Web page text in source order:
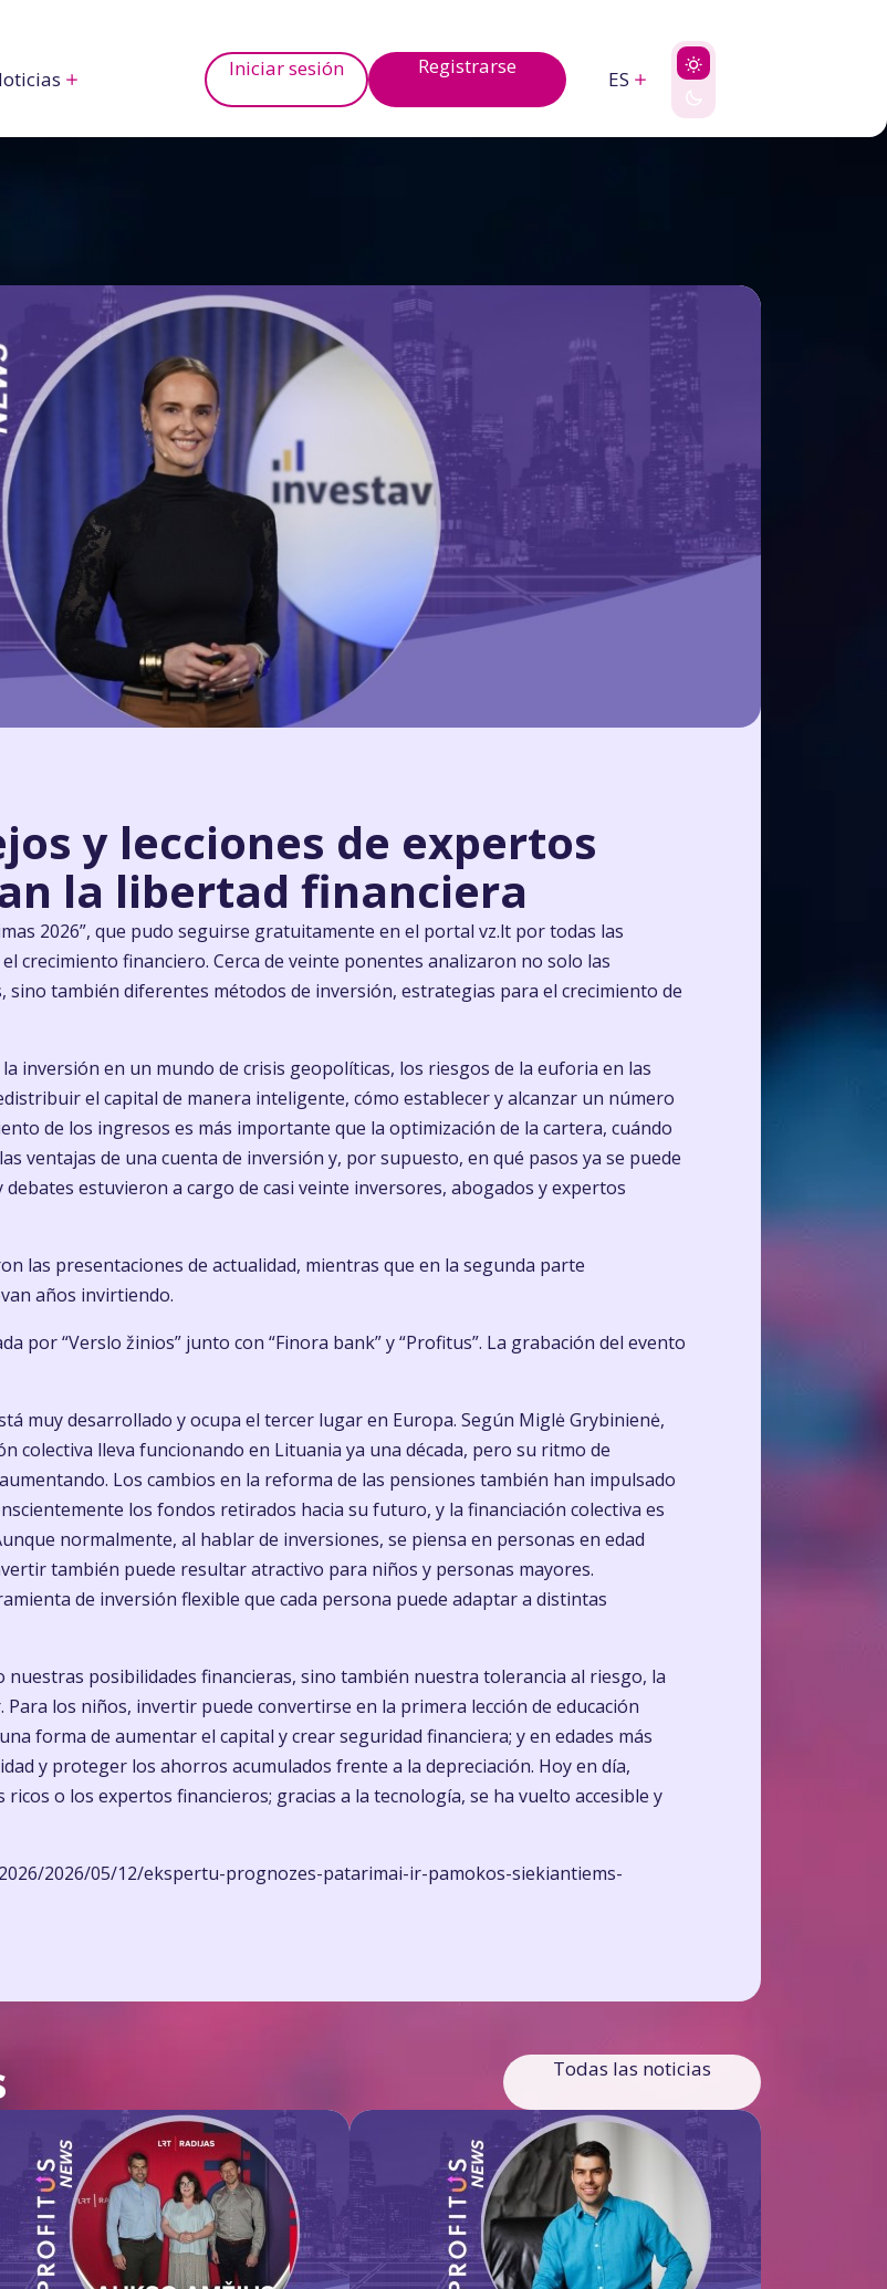
Iniciar sesión Registrarse
ES
y lecciones de expertos
la libertad financiera
2026”, que pudo seguirse gratuitamente en el portal vz.lt por todas las
crecimiento financiero. Cerca de veinte ponentes analizaron no solo las
sino también diferentes métodos de inversión, estrategias para el crecimiento de
inversión en un mundo de crisis geopolíticas, los riesgos de la euforia en las
el capital de manera inteligente, cómo establecer y alcanzar un número
de los ingresos es más importante que la optimización de la cartera, cuándo
ventajas de una cuenta de inversión y, por supuesto, en qué pasos ya se puede
estuvieron a cargo de casi veinte inversores, abogados y expertos
las presentaciones de actualidad, mientras que en la segunda parte
años invirtiendo.
por “Verslo žinios” junto con “Finora bank” y “Profitus”. La grabación del evento
muy desarrollado y ocupa el tercer lugar en Europa. Según Miglė Grybinienė,
colectiva lleva funcionando en Lituania ya una década, pero su ritmo de
Los cambios en la reforma de las pensiones también han impulsado
los fondos retirados hacia su futuro, y la financiación colectiva es
normalmente, al hablar de inversiones, se piensa en personas en edad
también puede resultar atractivo para niños y personas mayores.
de inversión flexible que cada persona puede adaptar a distintas
nuestras posibilidades financieras, sino también nuestra tolerancia al riesgo, la
los niños, invertir puede convertirse en la primera lección de educación
forma de aumentar el capital y crear seguridad financiera; y en edades más
y proteger los ahorros acumulados frente a la depreciación. Hoy en día,
o los expertos financieros; gracias a la tecnología, se ha vuelto accesible y
2026/05/12/ekspertu-prognozes-patarimai-ir-pamokos-siekiantiems-
Todas las noticias